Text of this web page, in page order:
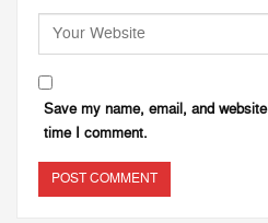
Save my name, email, and
time I comment.